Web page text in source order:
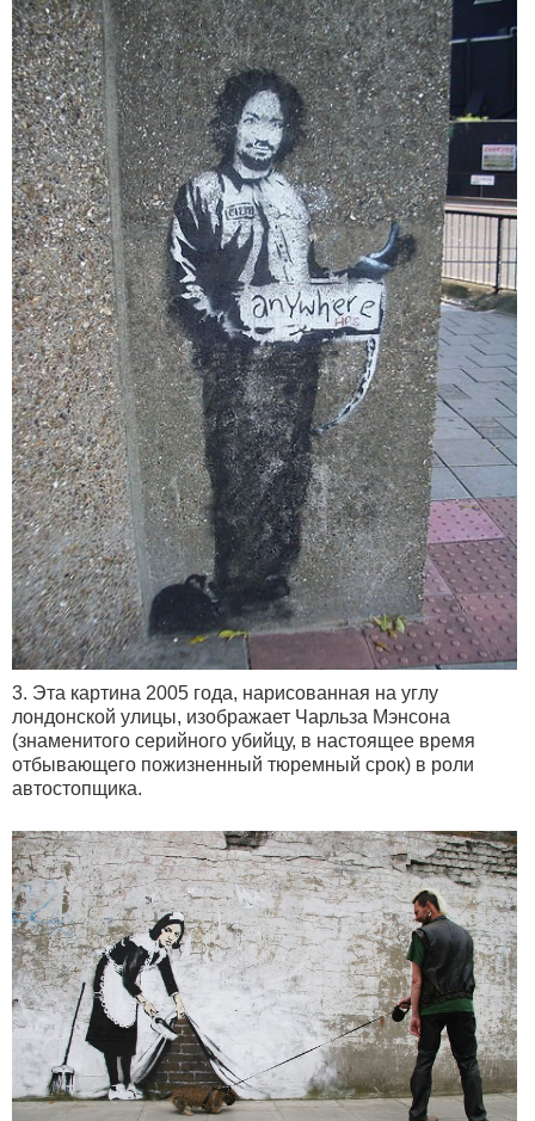
3. Эта картина 2005 года, нарисованная на углу
лондонской улицы, изображает Чарльза Мэнсона
(знаменитого серийного убийцу, в настоящее время
отбывающего пожизненный тюремный срок) в роли
автостопщика.